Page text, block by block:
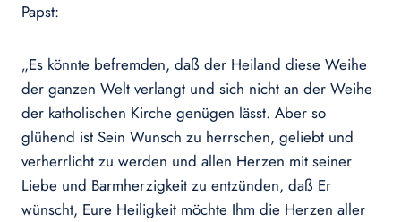
Papst:
„Es könnte befremden, daß der Heiland diese Weihe
der ganzen Welt verlangt und sich nicht an der Weihe
der katholischen Kirche genügen lässt. Aber so
glühend ist Sein Wunsch zu herrschen, geliebt und
verherrlicht zu werden und allen Herzen mit seiner
Liebe und Barmherzigkeit zu entzünden, daß Er
wünscht, Eure Heiligkeit möchte Ihm die Herzen aller